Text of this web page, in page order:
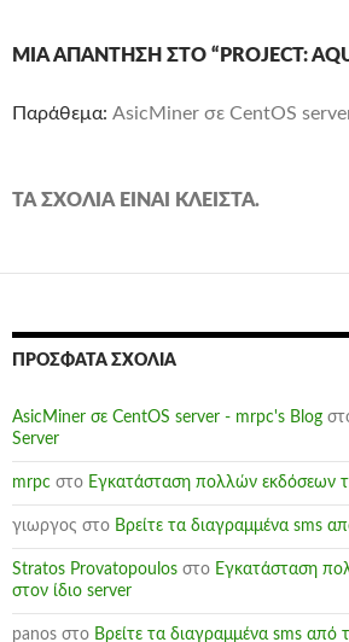
ΜΊΑ ΑΠΆΝΤΗΣΗ ΣΤΟ “PROJECT:
Παράθεμα: AsicMiner σε CentOS
ΤΑ ΣΧΌΛΙΑ ΕΊΝΑΙ ΚΛΕΙΣΤΆ.
ΠΡΌΣΦΑΤΑ ΣΧΌΛΙΑ
AsicMiner σε CentOS server - mrpc's Blog
Server
mrpc στο Εγκατάσταση πολλών εκδόσεων
γιωργος στο Βρείτε τα διαγραμμένα sms
Stratos Provatopoulos στο Εγκατάσταση
στον ίδιο server
panos στο Βρείτε τα διαγραμμένα sms από